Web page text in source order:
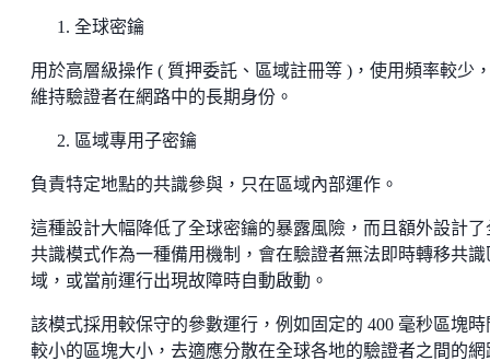
全球密鑰
用於高層級操作 ( 質押委託、區域註冊等 )，使用頻率較少
維持驗證者在網路中的長期身份。
區域專用子密鑰
負責特定地點的共識參與，只在區域內部運作。
這種設計大幅降低了全球密鑰的暴露風險，而且額外設計了
共識模式作為一種備用機制，會在驗證者無法即時轉移共識
域，或當前運行出現故障時自動啟動。
該模式採用較保守的參數運行，例如固定的 400 毫秒區塊時
較小的區塊大小，去適應分散在全球各地的驗證者之間的網